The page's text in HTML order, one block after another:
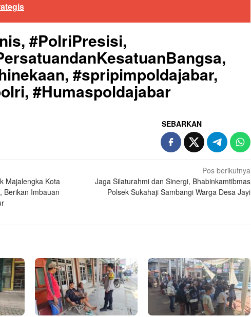
#PolriPresisi,
#spripimpoldajabar,
#Humaspoldajabar
SEBARKAN
Majalengka Kota
Berikan Imbauan
Pos berikutnya
Jaga Silaturahmi dan Sinergi, Bhabinkamtibmas
Polsek Sukahaji Sambangi Warga Desa Jayi